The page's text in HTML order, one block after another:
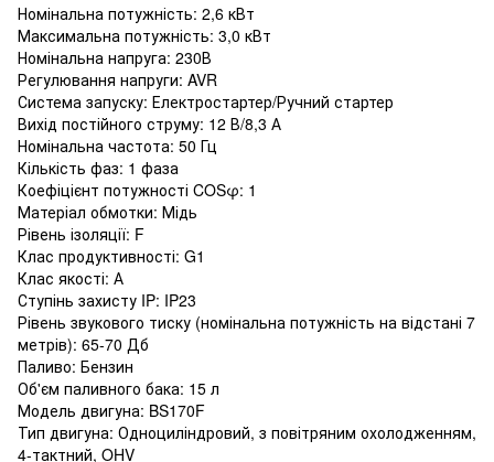
Номінальна потужність: 2,6 кВт
Максимальна потужність: 3,0 кВт
Номінальна напруга: 230В
Регулювання напруги: AVR
Система запуску: Електростартер/Ручний стартер
Вихід постійного струму: 12 В/8,3 А
Номінальна частота: 50 Гц
Кількість фаз: 1 фаза
Коефіцієнт потужності COSφ: 1
Матеріал обмотки: Мідь
Рівень ізоляції: F
Клас продуктивності: G1
Клас якості: А
Ступінь захисту IP: IP23
Рівень звукового тиску (номінальна потужність на відстані 7
метрів): 65-70 Дб
Паливо: Бензин
Об'єм паливного бака: 15 л
Модель двигуна: BS170F
Тип двигуна: Одноциліндровий, з повітряним охолодженням,
4-тактний, OHV